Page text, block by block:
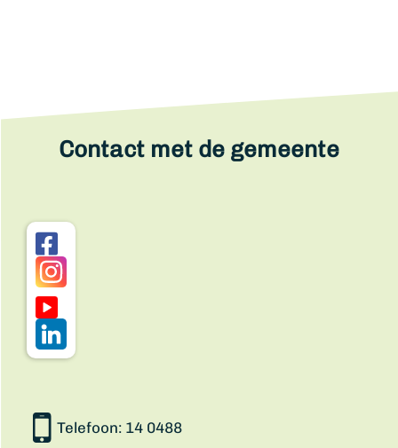
Contact met de gemeente
Telefoon: 14 0488